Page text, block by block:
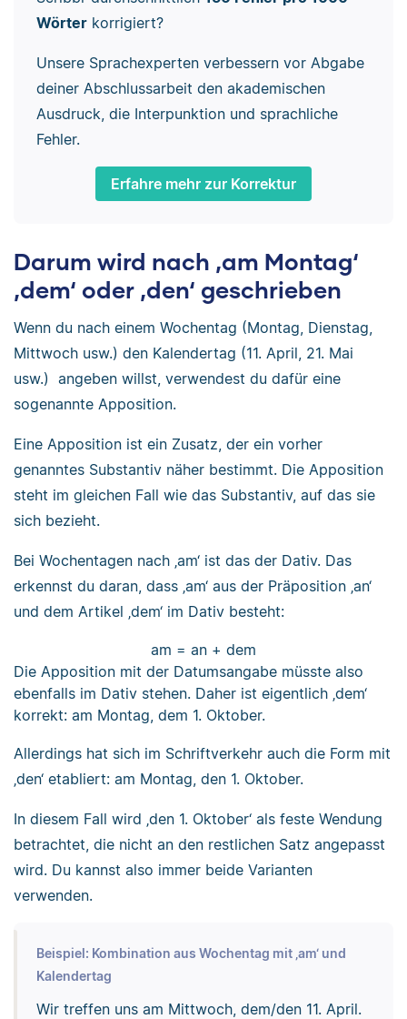
Wörterkorrigiert?
Unsere Sprachexperten verbessern vor Abgabe
deiner Abschlussarbeit den akademischen
Ausdruck, die Interpunktion und sprachliche
Fehler.
Erfahre mehr zur Korrektur
Darum wird nach ‚am Montag‘
‚dem‘ oder ‚den‘ geschrieben
Wenn du nach einem Wochentag (Montag, Dienstag,
Mittwoch usw.) den Kalendertag (11. April, 21. Mai
usw.) angeben willst, verwendest du dafür eine
sogenannte Apposition.
Eine Apposition ist ein Zusatz, der ein vorher
genanntes Substantiv näher bestimmt. Die Apposition
steht im gleichen Fall wie das Substantiv, auf das sie
sich bezieht.
Bei Wochentagen nach ‚am‘ ist das der Dativ. Das
erkennst du daran, dass ‚am‘ aus der Präposition ‚an‘
und dem Artikel ‚dem‘ im Dativ besteht:
am = an + dem
Die Apposition mit der Datumsangabe müsste also
ebenfalls im Dativ stehen. Daher ist eigentlich ‚dem‘
korrekt: am Montag, dem 1. Oktober.
Allerdings hat sich im Schriftverkehr auch die Form mit
‚den‘ etabliert: am Montag, den 1. Oktober.
In diesem Fall wird ‚den 1. Oktober‘ als feste Wendung
betrachtet, die nicht an den restlichen Satz angepasst
wird. Du kannst also immer beide Varianten
verwenden.
Beispiel: Kombination aus Wochentag mit ‚am‘ und
Kalendertag
Wir treffen uns am Mittwoch, dem/den 11. April.